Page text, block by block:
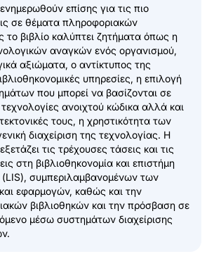
επίσης για τις πιο
σε θέματα πληροφοριακών
βιβλίο καλύπτει ζητήματα όπως η
αναγκών ενός οργανισμού,
αξιώματα, ο αντίκτυπος της
υπηρεσίες, η επιλογή
που μπορεί να βασίζονται σε
ανοιχτού κώδικα αλλά και
τους, η χρηστικότητα των
διαχείριση της τεχνολογίας. Η
τις τρέχουσες τάσεις και τις
στη βιβλιοθηκονομία και επιστήμη
συμπεριλαμβανομένων των
εφαρμογών, καθώς και την
βιβλιοθηκών και την πρόσβαση σε
μέσω συστημάτων διαχείρισης